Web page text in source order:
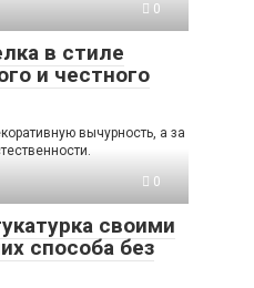
0
в стиле
и честного
вычурность, а за
0
своими
способа без